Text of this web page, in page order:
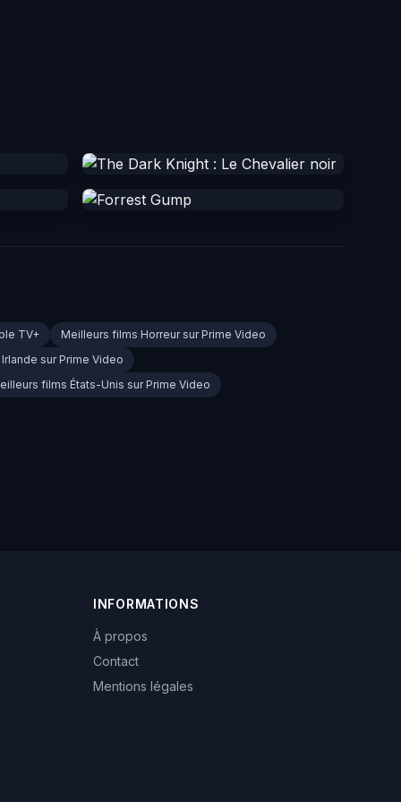
TV+
Meilleurs films Horreur sur Prime Video
sur Prime Video
films États-Unis sur Prime Video
INFORMATIONS
À propos
Contact
Mentions légales